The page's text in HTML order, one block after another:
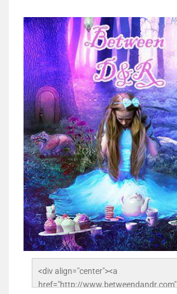
<div align="center"><a
href="http://www.betweendandr.com"